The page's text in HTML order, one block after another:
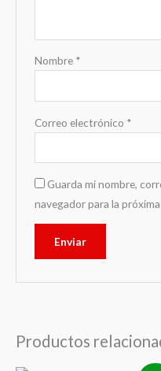
Nombre *
Correo electrónico *
Guarda mi nombre,
navegador para la
Productos